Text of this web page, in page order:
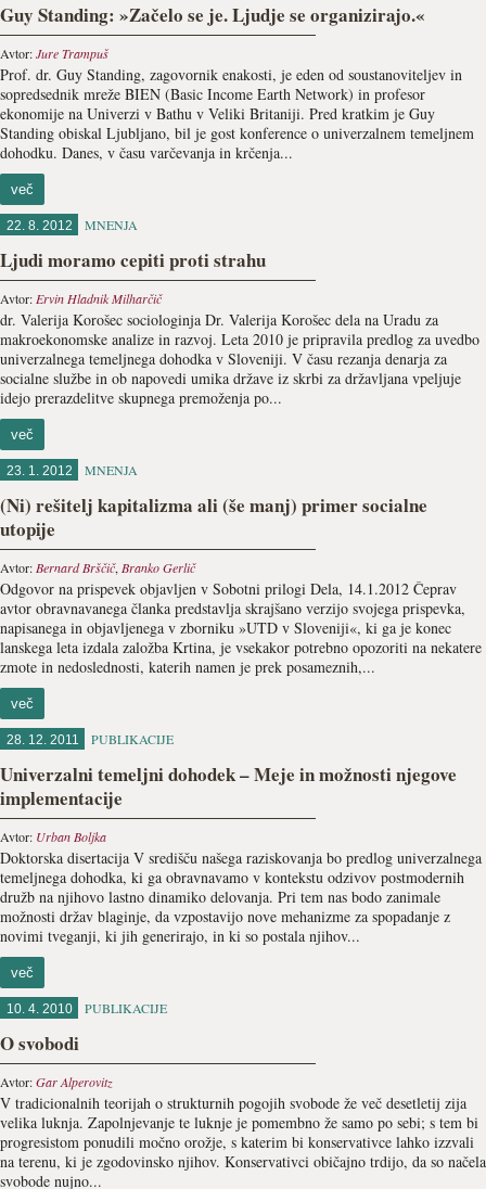
Guy Standing: »Začelo se je. Ljudje se organizirajo.«
Avtor:Jure Trampuš
Prof. dr. Guy Standing, zagovornik enakosti, je eden od soustanoviteljev in
sopredsednik mreže BIEN (Basic Income Earth Network) in profesor
ekonomije na Univerzi v Bathu v Veliki Britaniji. Pred kratkim je Guy
Standing obiskal Ljubljano, bil je gost konference o univerzalnem temeljnem
dohodku. Danes, v času varčevanja in krčenja...
več
22. 8. 2012 MNENJA
Ljudi moramo cepiti proti strahu
Avtor: Ervin Hladnik Milharčič
dr. Valerija Korošec sociologinja Dr. Valerija Korošec dela na Uradu za
makroekonomske analize in razvoj. Leta 2010 je pripravila predlog za uvedbo
univerzalnega temeljnega dohodka v Sloveniji. V času rezanja denarja za
socialne službe in ob napovedi umika države iz skrbi za državljana vpeljuje
idejo prerazdelitve skupnega premoženja po...
več
23. 1. 2012 MNENJA
(Ni) rešitelj kapitalizma ali (še manj) primer socialne
utopije
Avtor: Bernard Brščič, Branko Gerlič
Odgovor na prispevek objavljen v Sobotni prilogi Dela, 14.1.2012 Čeprav
avtor obravnavanega članka predstavlja skrajšano verzijo svojega prispevka,
napisanega in objavljenega v zborniku »UTD v Sloveniji«, ki ga je konec
lanskega leta izdala založba Krtina, je vsekakor potrebno opozoriti na nekatere
zmote in nedoslednosti, katerih namen je prek posameznih,...
več
28. 12. 2011 PUBLIKACIJE
Univerzalni temeljni dohodek – Meje in možnosti njegove
implementacije
Avtor: Urban Boljka
Doktorska disertacija V središču našega raziskovanja bo predlog univerzalnega
temeljnega dohodka, ki ga obravnavamo v kontekstu odzivov postmodernih
družb na njihovo lastno dinamiko delovanja. Pri tem nas bodo zanimale
možnosti držav blaginje, da vzpostavijo nove mehanizme za spopadanje z
novimi tveganji, ki jih generirajo, in ki so postala njihov...
več
10. 4. 2010 PUBLIKACIJE
O svobodi
Avtor:Gar Alperovitz
V tradicionalnih teorijah o strukturnih pogojih svobode že več desetletij zija
velika luknja. Zapolnjevanje te luknje je pomembno že samo po sebi; s tem bi
progresistom ponudili močno orožje, s katerim bi konservativce lahko izzvali
na terenu, ki je zgodovinsko njihov. Konservativci običajno trdijo, da so načela
svobode nujno...